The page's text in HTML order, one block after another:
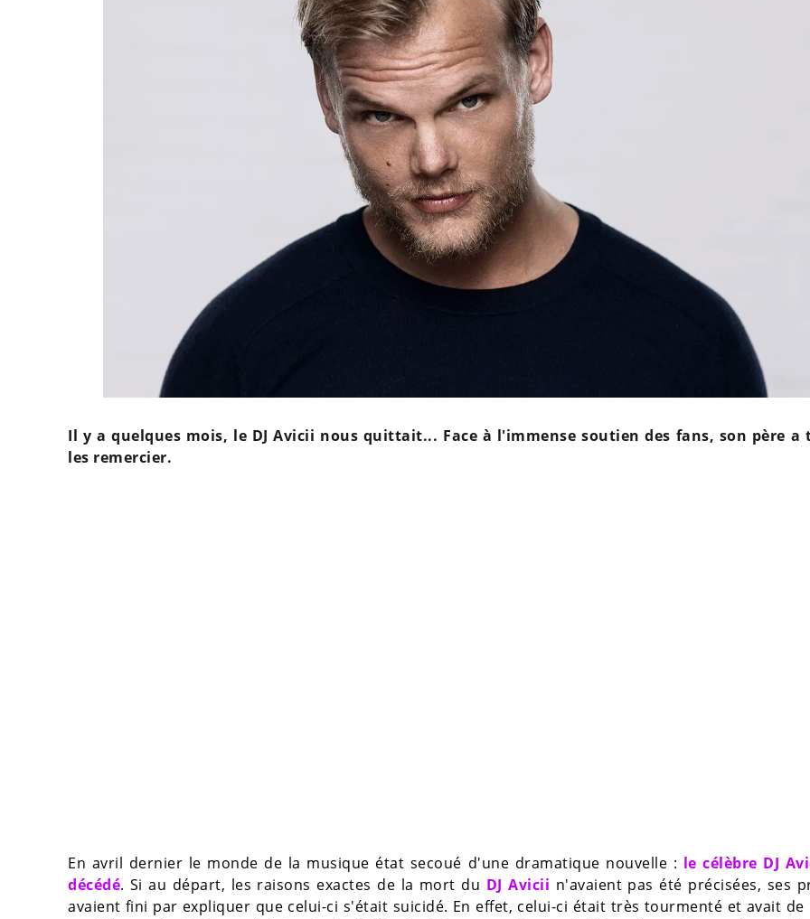
Il y a quelques mois, le DJ Avicii nous quittait... Face à l'immense soutien des fans, son père a
les remercier.
En avril dernier le monde de la musique état secoué d'une dramatique nouvelle : le célèbre DJ
décédé. Si au départ, les raisons exactes de la mort du DJ Avicii n'avaient pas été précisées, ses
avaient fini par expliquer que celui-ci s'était suicidé. En effet, celui-ci était très tourmenté et avait de